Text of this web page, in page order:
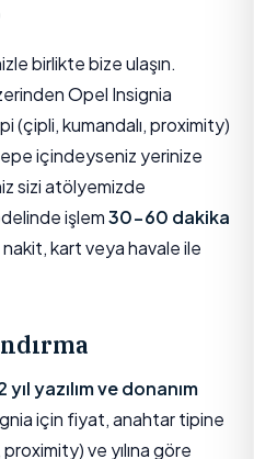
birlikte bize ulaşın.
Opel Insignia
(çipli, kumandalı, proximity)
içindeyseniz yerinize
sizi atölyemizde
işlem30-60 dakika
kart veya havale ile
yıl yazılım ve donanım
için fiyat, anahtar tipine
ve yılına göre